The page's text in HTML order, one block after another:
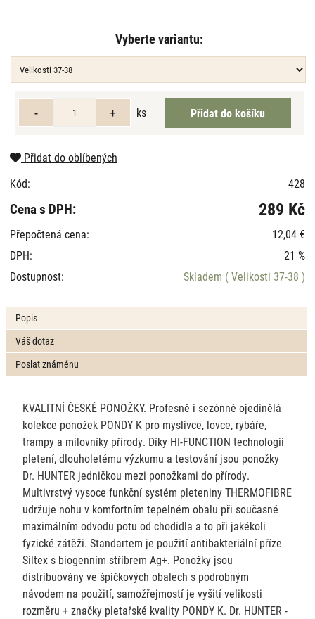
Vyberte variantu:
ks
Přidat do oblíbených
Kód:
428
Cena s DPH: 289 Kč
Přepočtená cena:
12,04 €
DPH:
21 %
Dostupnost:
Skladem ( Velikosti 37-38 )
Popis
Váš dotaz
Poslat známénu
KVALITNÍ ČESKÉ PONOŽKY. Profesně i sezónně ojedinělá
kolekce ponožek PONDY K pro myslivce, lovce, rybáře,
trampy a milovníky přírody. Díky HI-FUNCTION technologii
pletení, dlouholetému výzkumu a testování jsou ponožky
Dr. HUNTER jedničkou mezi ponožkami do přírody.
Multivrstvý vysoce funkční systém pleteniny THERMOFIBRE
udržuje nohu v komfortním tepelném obalu při současné
maximálním odvodu potu od chodidla a to při jakékoli
fyzické zátěži. Standartem je použití antibakteriální příze
Siltex s biogenním stříbrem Ag+. Ponožky jsou
distribuovány ve špičkových obalech s podrobným
návodem na použití, samožřejmostí je vyšití velikosti
rozměru + značky pletařské kvality PONDY K. Dr. HUNTER -